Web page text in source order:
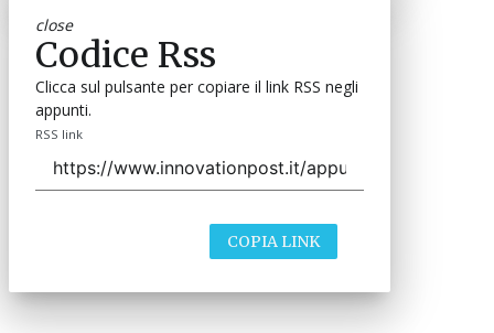
close
Codice Rss
Clicca sul pulsante per copiare il link RSS negli
appunti.
RSS link
COPIA LINK